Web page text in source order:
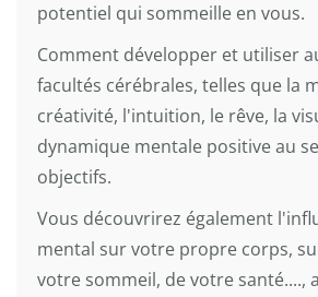
potentiel qui sommeille en vous.
Comment développer et utiliser
facultés cérébrales, telles que la
créativité, l'intuition, le rêve, la
dynamique mentale positive au
objectifs.
Vous découvrirez également
mental sur votre propre corps,
votre sommeil, de votre santé....,